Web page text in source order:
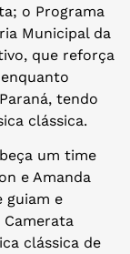
o Programa
Municipal da
que reforça
tendo
clássica.
um time
e Amanda
guiam e
clássica de